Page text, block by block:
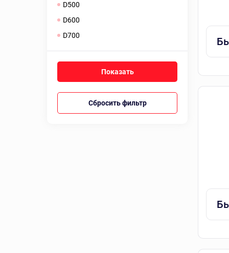
D500
D600
D700
Сбросить фильтр